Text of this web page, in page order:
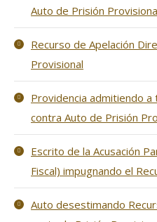
Auto de Prisión
Recurso de Apelación
Provisional
Providencia admitiendo
contra Auto de Prisión
Escrito de la Acusación
Fiscal) impugnando el
Auto desestimando